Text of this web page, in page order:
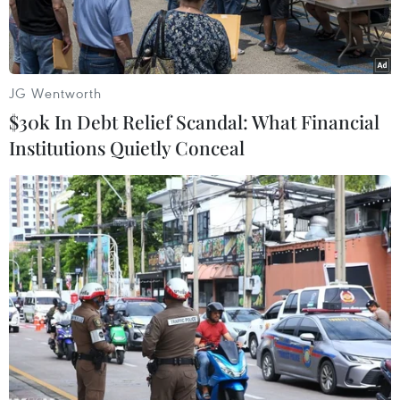
Ông Donald Trump phát biểu tại New York ngày 9/11 vừa qua.
(Ảnh: AFP/TTXVN)
Ngày 12/11, Trưởng đoàn đàm phán của Mỹ và
Mexico về Hiệp định thương mại tự do Bắc Mỹ
(NAFTA) cùng lên tiếng cảnh báo về nguy cơ đối
JG Wentworth
$30k In Debt Relief Scandal: What Financial
Institutions Quietly Conceal